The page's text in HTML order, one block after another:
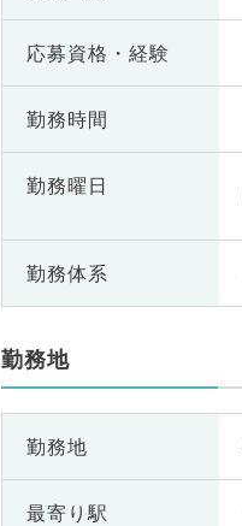
応募資格・ 経験
勤務時間
勤務曜日
勤務体系
勤務地
勤務地
最寄り駅